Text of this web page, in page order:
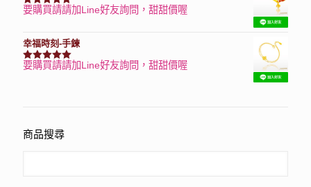
評分7740滿分 5
要購買請請加Line好友詢問，甜甜價喔
幸福時刻-手鍊
評分3150滿分 5
要購買請請加Line好友詢問，甜甜價喔
商品搜尋